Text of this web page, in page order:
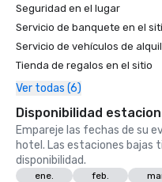
Seguridad en el lugar
Servicio de banquete en el
Servicio de vehículos de
Tienda de regalos en el sitio
Ver todas (6)
Disponibilidad
Empareje las fechas de su
hotel. Las estaciones bajas
disponibilidad.
ene. feb.